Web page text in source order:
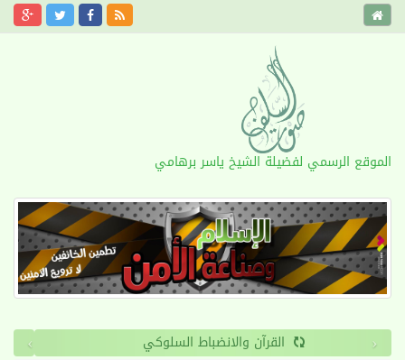
الموقع الرسمي لفضيلة الشيخ ياسر برهامي
القرآن والانضباط السلوكي ‹
›